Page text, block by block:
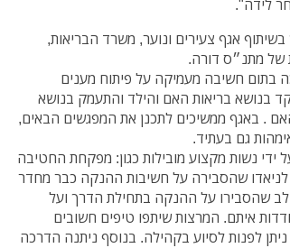
לידה".
אגף צעירים ונוער, משרד הבריאות,
בתום חשיבה מעמיקה על פיתוח מענים
בנושא בריאות האם והילד והתעמק בנושא
. באגף ממשיכים לתכנן את המפגשים הבאים,
גם בעתיד.
נשות מקצוע מובילות כגון: מפקחת החטיבה
לניאדו שהסבירה על חשיבות ההנקה כבר מחדר
שהסבירו על ההנקה בתחילת הדרך ועל
איתם. המרצות שיתפו טיפים חשובים
ניתן לפנות לסיוע בקהילה. בנוסף ניתנה הדרכה